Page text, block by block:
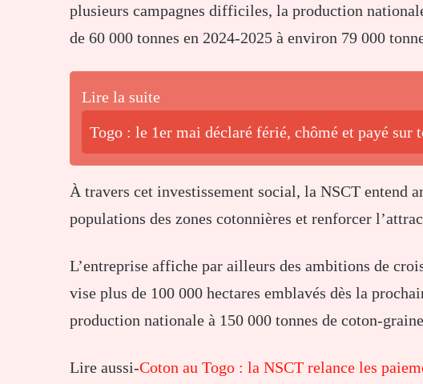
plusieurs campagnes difficiles, la production
de 60 000 tonnes en 2024-2025 à environ 79 000
Lire la suite
Togo : le 1er mai déclaré férié, chômé et payé sur
À travers cet investissement social, la NSCT entend
populations des zones cotonnières et renforcer
L’entreprise affiche par ailleurs des ambitions de
vise plus de 100 000 hectares emblavés dès la
production nationale à 150 000 tonnes de coton-
Lire aussi-Coton au Togo : la NSCT relance les